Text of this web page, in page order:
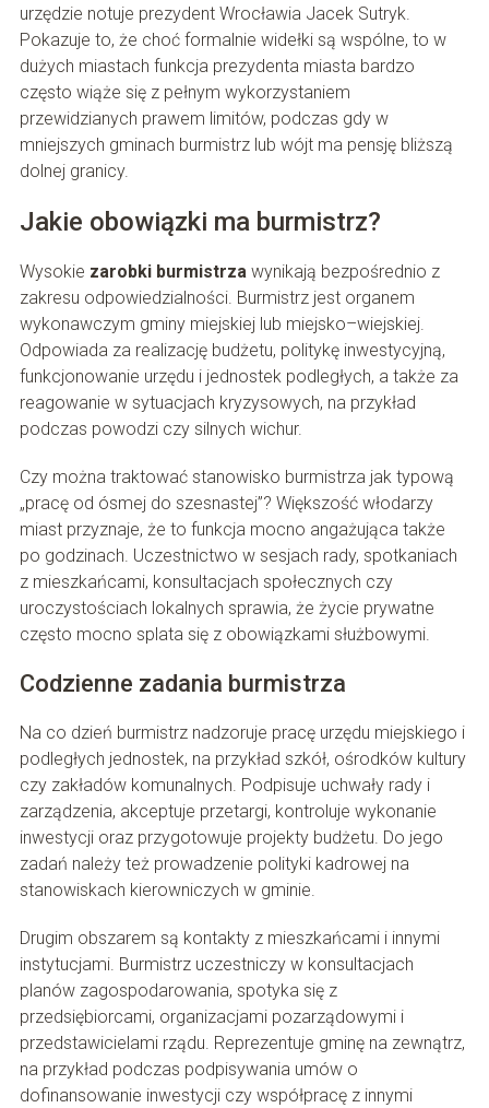
urzędzie notuje prezydent Wrocławia Jacek Sutryk.
Pokazuje to, że choć formalnie widełki są wspólne, to w
dużych miastach funkcja prezydenta miasta bardzo
często wiąże się z pełnym wykorzystaniem
przewidzianych prawem limitów, podczas gdy w
mniejszych gminach burmistrz lub wójt ma pensję bliższą
dolnej granicy.
Jakie obowiązki ma burmistrz?
Wysokie zarobki burmistrzawynikają bezpośrednio z
zakresu odpowiedzialności. Burmistrz jest organem
wykonawczym gminy miejskiej lub miejsko–wiejskiej.
Odpowiada za realizację budżetu, politykę inwestycyjną,
funkcjonowanie urzędu i jednostek podległych, a także za
reagowanie w sytuacjach kryzysowych, na przykład
podczas powodzi czy silnych wichur.
Czy można traktować stanowisko burmistrza jak typową
„pracę od ósmej do szesnastej”? Większość włodarzy
miast przyznaje, że to funkcja mocno angażująca także
po godzinach. Uczestnictwo w sesjach rady, spotkaniach
z mieszkańcami, konsultacjach społecznych czy
uroczystościach lokalnych sprawia, że życie prywatne
często mocno splata się z obowiązkami służbowymi.
Codzienne zadania burmistrza
Na co dzień burmistrz nadzoruje pracę urzędu miejskiego i
podległych jednostek, na przykład szkół, ośrodków kultury
czy zakładów komunalnych. Podpisuje uchwały rady i
zarządzenia, akceptuje przetargi, kontroluje wykonanie
inwestycji oraz przygotowuje projekty budżetu. Do jego
zadań należy też prowadzenie polityki kadrowej na
stanowiskach kierowniczych w gminie.
Drugim obszarem są kontakty z mieszkańcami i innymi
instytucjami. Burmistrz uczestniczy w konsultacjach
planów zagospodarowania, spotyka się z
przedsiębiorcami, organizacjami pozarządowymi i
przedstawicielami rządu. Reprezentuje gminę na zewnątrz,
na przykład podczas podpisywania umów o
dofinansowanie inwestycji czy współpracę z innymi